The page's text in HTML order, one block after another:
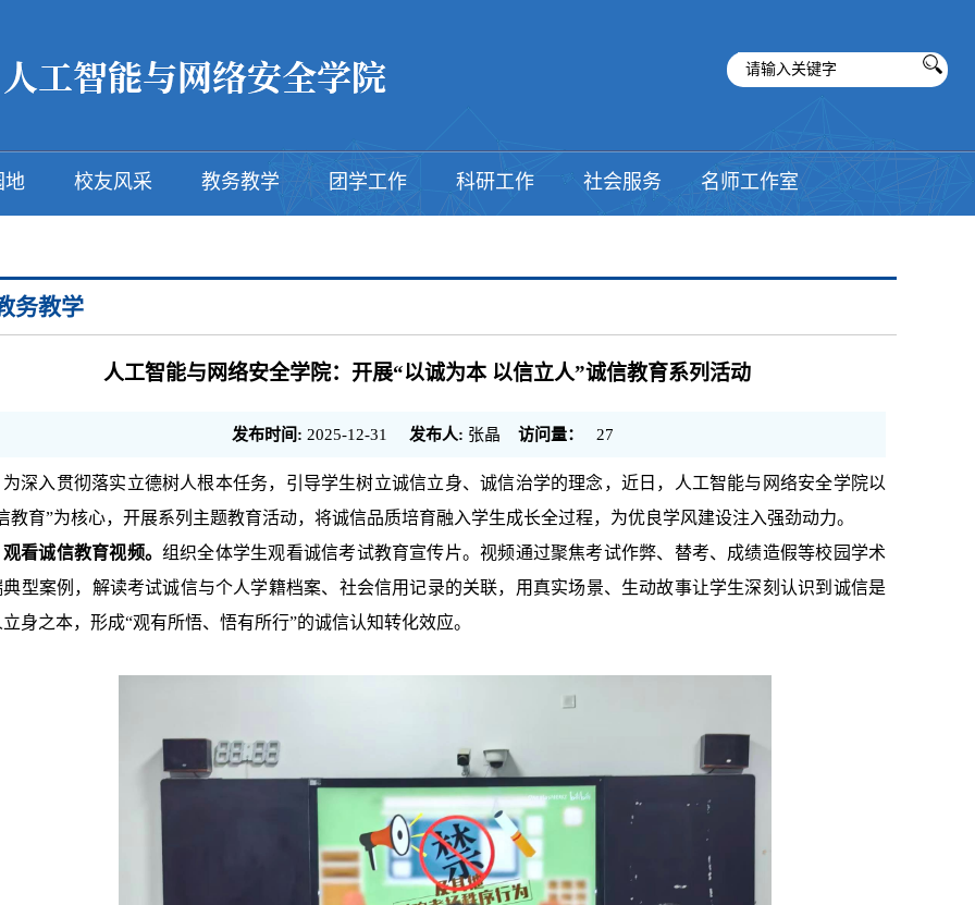
地 校友风采 教务教学 团学工作 科研工作 社会服务 名师工作室
务教学
人工智能与网络安全学院：开展“以诚为本 以信立人”诚信教育系列活动
发布时间: 2025-12-31 发布人: 张晶 访问量： 27
为深入贯彻落实立德树人根本任务，引导学生树立诚信立身、诚信治学的理念，近日，人工智能与网络安全学院以
教育”为核心，开展系列主题教育活动，将诚信品质培育融入学生成长全过程，为优良学风建设注入强劲动力。
观看诚信教育视频。组织全体学生观看诚信考试教育宣传片。视频通过聚焦考试作弊、替考、成绩造假等校园学术
典型案例，解读考试诚信与个人学籍档案、社会信用记录的关联，用真实场景、生动故事让学生深刻认识到诚信是
身之本，形成“观有所悟、悟有所行”的诚信认知转化效应。